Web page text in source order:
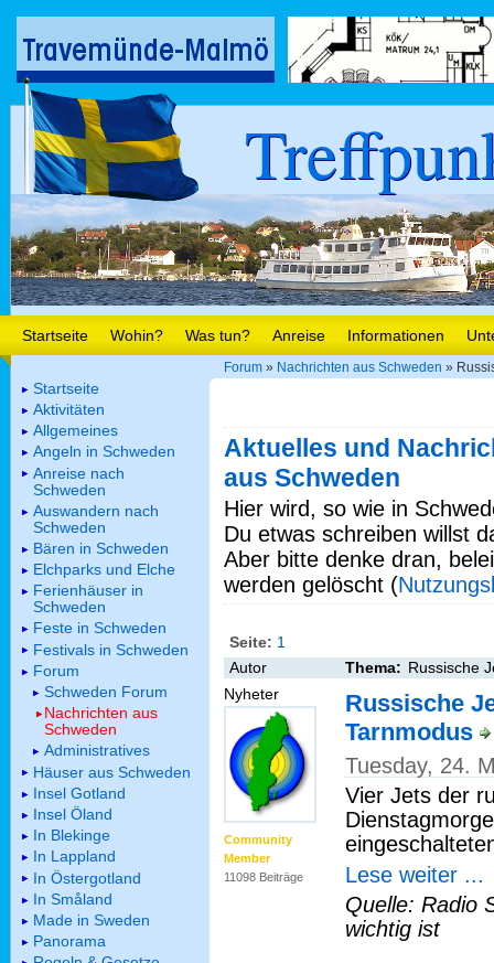
Startseite Wohin? Was tun? Anreise Informationen
Forum » Nachrichten aus Schweden »
Aktuelles und
aus Schweden
Hier wird, so wie in
Du etwas schreiben willst
Aber bitte denke dran,
werden gelöscht (
Seite: 1
Autor
Thema: Russische
Nyheter
Community
Member
11098 Beiträge
Russische
Tarnmodus
Tuesday, 24.
Vier Jets der
Lese weiter ...
Quelle: Radio
wichtig ist
Startseite
Aktivitäten
Allgemeines
Angeln in Schweden
Anreise nach
Schweden
Auswandern nach
Schweden
Bären in Schweden
Elchparks und Elche
Ferienhäuser in
Schweden
Feste in Schweden
Festivals in Schweden
Forum
Schweden Forum
Nachrichten aus
Schweden
Administratives
Häuser aus Schweden
Insel Gotland
Insel Öland
In Blekinge
In Lappland
In Östergotland
In Småland
Made in Sweden
Panorama